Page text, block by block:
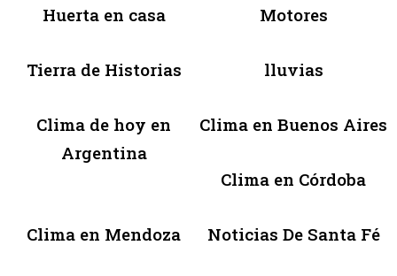
Huerta en casa Motores
Tierra de Historias lluvias
Clima de hoy en
Argentina
Clima en Buenos Aires
Clima en Córdoba
Clima en Mendoza Noticias De Santa Fé